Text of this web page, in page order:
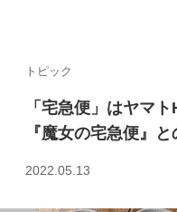
トピック
「宅急便」はヤマ
『魔女の宅急便』
2022.05.13